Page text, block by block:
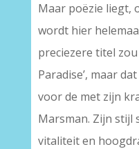
Maar poëzie liegt,
wordt hier
preciezere titel zou
Paradise’, maar
voor de met zijn
Marsman. Zijn stijl
vitaliteit en